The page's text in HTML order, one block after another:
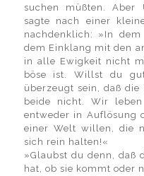
suchen müßten.
sagte nach einer
nachdenklich: »In
dem Einklang mit den
in alle Ewigkeit nicht
böse ist. Willst du
überzeugt sein, daß
beide nicht. Wir
entweder in Auflösung
einer Welt willen, die
sich rein halten!«
»Glaubst du denn, daß
hat, ob sie kommt oder